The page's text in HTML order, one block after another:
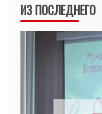
ИЗ ПОСЛЕДНЕГО